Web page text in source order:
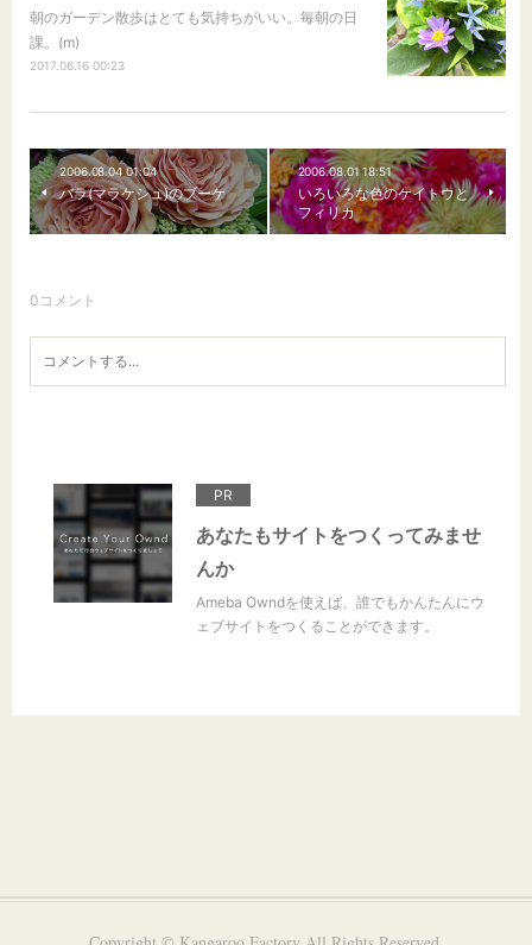
朝のガーデン散歩はとても気持ちがいい。毎朝の日
課。(m)
2017.06.16 00:23
2006.08.04 01:04
バラ(マラケシュ)のブーケ
2006.08.01 18:51
いろいろな色のケイトウと
フィリカ
0 コメント
PR
あなたもサイトをつくってみませ
んか
Ameba Owndを使えば、誰でもかんたんにウ
ェブサイトをつくることができます。